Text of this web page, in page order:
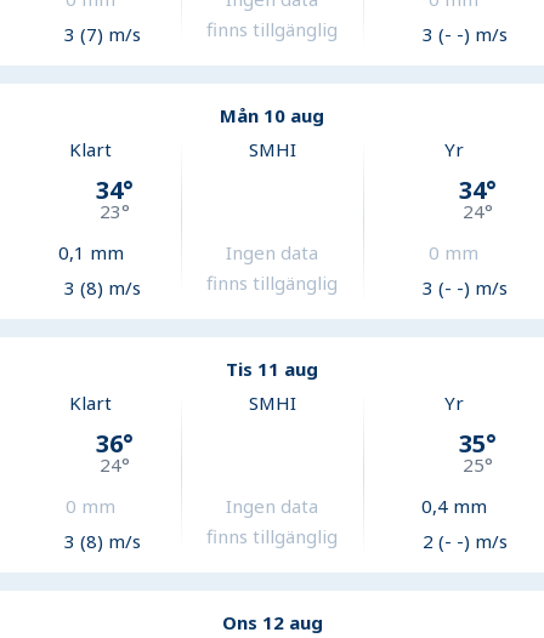
3 (7) m/s
finns tillgänglig
3 (- -) m/s
Mån 10 aug
Klart
34°
23°
0,1 mm
3 (8) m/s
SMHI
Ingen data
finns tillgänglig
Yr
34°
24°
0 mm
3 (- -) m/s
Tis 11 aug
Klart
36°
24°
0 mm
3 (8) m/s
SMHI
Ingen data
finns tillgänglig
Yr
35°
25°
0,4mm
2 (- -) m/s
Ons 12 aug